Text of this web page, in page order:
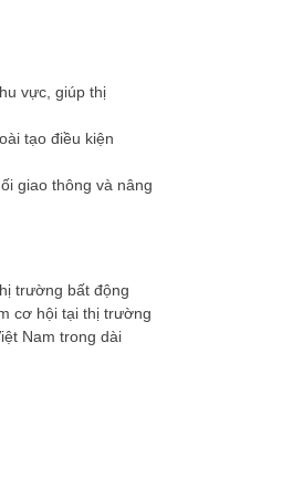
vực, giúp thị
tạo điều kiện
giao thông và nâng
trường bất động
cơ hội tại thị trường
Nam trong dài